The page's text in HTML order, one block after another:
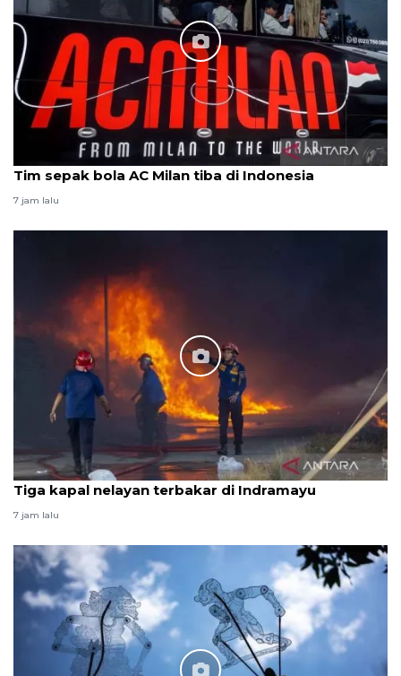
Tim sepak bola AC Milan tiba di Indonesia
7 jam lalu
Tiga kapal nelayan terbakar di Indramayu
7 jam lalu